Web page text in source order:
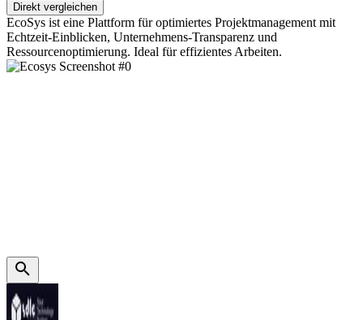
Direkt vergleichen
EcoSys ist eine Plattform für optimiertes Projektmanagement mit
Echtzeit-Einblicken, Unternehmens-Transparenz und
Ressourcenoptimierung. Ideal für effizientes Arbeiten.